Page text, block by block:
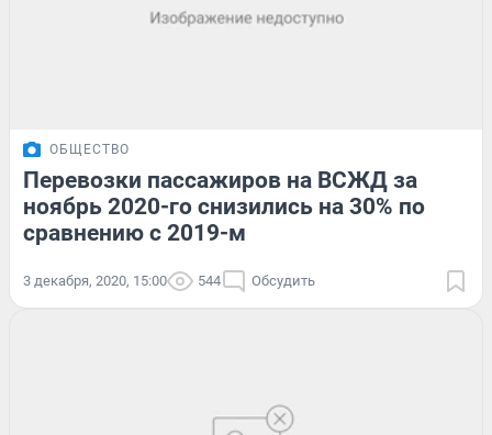
ОБЩЕСТВО
Перевозки пассажиров на ВСЖД за
ноябрь 2020-го снизились на 30% по
сравнению с 2019-м
3 декабря, 2020, 15:00 544 Обсудить